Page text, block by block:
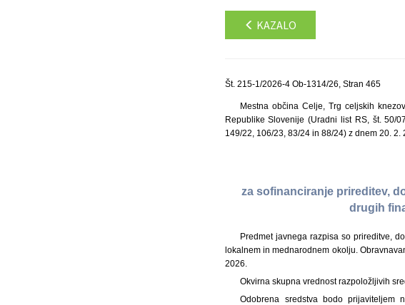
KAZALO
Št. 215-1/2026-4 Ob-1314/26, Stran 465
Mestna občina Celje, Trg celjskih
Republike Slovenije (Uradni list RS, št. 50/
149/22, 106/23, 83/24 in 88/24) z dnem 20. 2.
za sofinanciranje prireditev,
drugih
Predmet javnega razpisa so prireditve,
lokalnem in mednarodnem okolju.
2026.
Okvirna skupna vrednost razpoložljivih
Odobrena sredstva bodo prijaviteljem